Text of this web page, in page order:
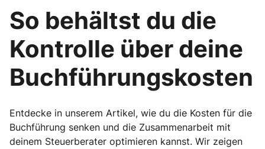
So behältst du die
Kontrolle über deine
Buchführungskosten
Entdecke in unserem Artikel, wie du die Kosten für die
Buchführung senken und die Zusammenarbeit mit
deinem Steuerberater optimieren kannst. Wir zeigen